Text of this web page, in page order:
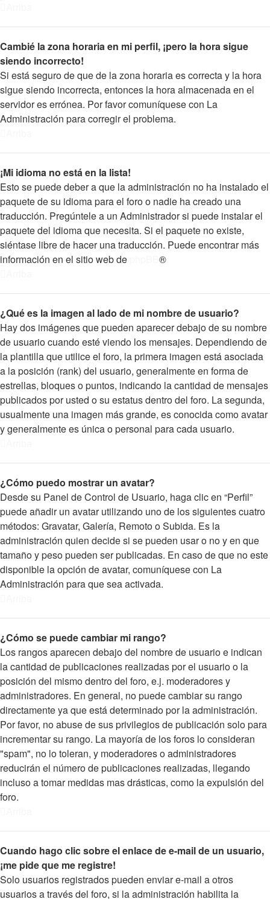
Cambié la zona horaria en mi perfil, ¡pero la hora sigue
siendo incorrecto!
Si está seguro de que de la zona horaria es correcta y la hora
sigue siendo incorrecta, entonces la hora almacenada en el
servidor es errónea. Por favor comuníquese con La
Administración para corregir el problema.
¡Mi idioma no está en la lista!
Esto se puede deber a que la administración no ha instalado el
paquete de su idioma para el foro o nadie ha creado una
traducción. Pregúntele a un Administrador si puede instalar el
paquete del idioma que necesita. Si el paquete no existe,
siéntase libre de hacer una traducción. Puede encontrar más
información en el sitio web de
®
¿Qué es la imagen al lado de mi nombre de usuario?
Hay dos imágenes que pueden aparecer debajo de su nombre
de usuario cuando esté viendo los mensajes. Dependiendo de
la plantilla que utilice el foro, la primera imagen está asociada
a la posición (rank) del usuario, generalmente en forma de
estrellas, bloques o puntos, indicando la cantidad de mensajes
publicados por usted o su estatus dentro del foro. La segunda,
usualmente una imagen más grande, es conocida como avatar
y generalmente es única o personal para cada usuario.
¿Cómo puedo mostrar un avatar?
Desde su Panel de Control de Usuario, haga clic en “Perfil”
puede añadir un avatar utilizando uno de los siguientes cuatro
métodos: Gravatar, Galería, Remoto o Subida. Es la
administración quien decide si se pueden usar o no y en que
tamaño y peso pueden ser publicadas. En caso de que no este
disponible la opción de avatar, comuníquese con La
Administración para que sea activada.
¿Cómo se puede cambiar mi rango?
Los rangos aparecen debajo del nombre de usuario e indican
la cantidad de publicaciones realizadas por el usuario o la
posición del mismo dentro del foro, e.j. moderadores y
administradores. En general, no puede cambiar su rango
directamente ya que está determinado por la administración.
Por favor, no abuse de sus privilegios de publicación solo para
incrementar su rango. La mayoría de los foros lo consideran
"spam", no lo toleran, y moderadores o administradores
reducirán el número de publicaciones realizadas, llegando
incluso a tomar medidas mas drásticas, como la expulsión del
foro.
Cuando hago clic sobre el enlace de e-mail de un usuario,
¡me pide que me registre!
Solo usuarios registrados pueden enviar e-mail a otros
usuarios a través del foro, si la administración habilita la